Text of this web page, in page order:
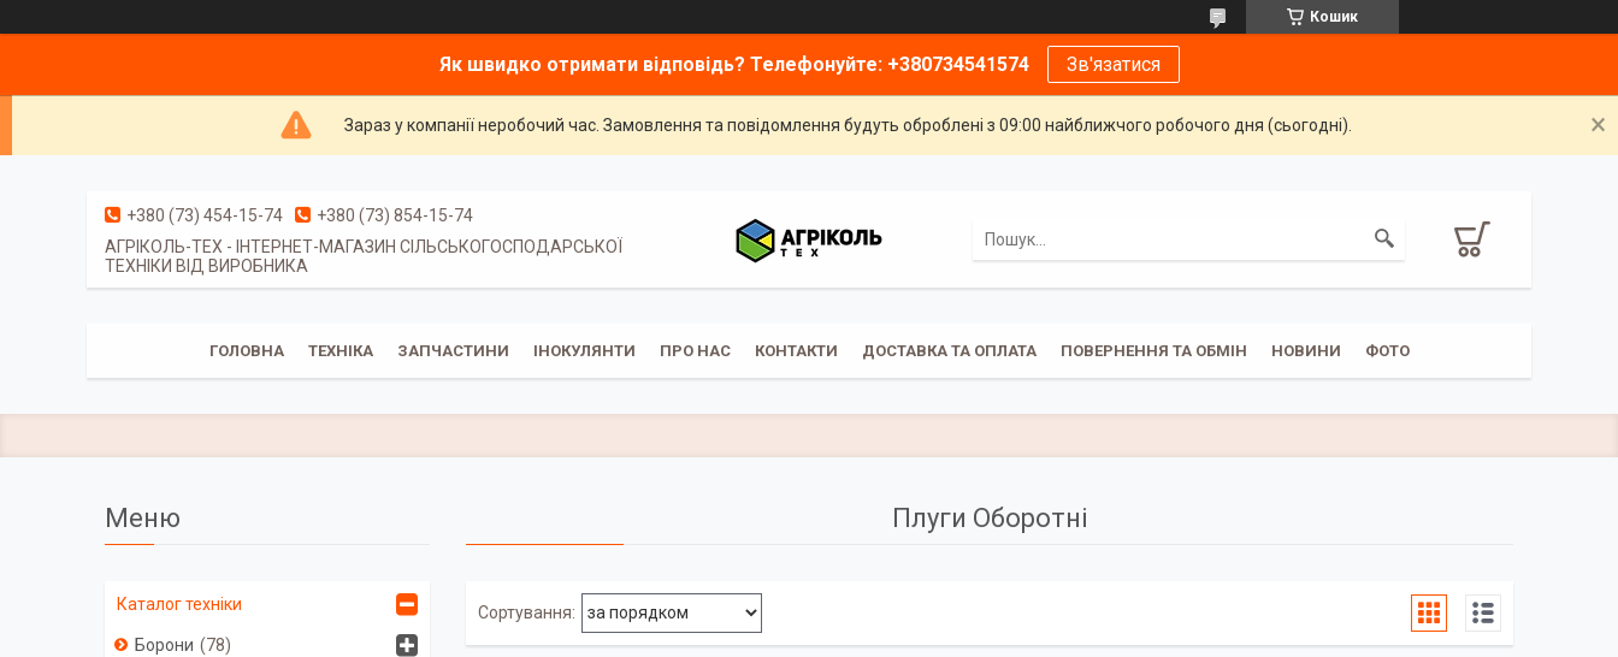
Кошик
Як швидко отримати відповідь? Телефонуйте: +380734541574 Зв'язатися
Зараз у компанії неробочий час. Замовлення та повідомлення будуть оброблені з 09:00 найближчого робочого дня (сьогодні).
+380 (73) 454-15-74
+380 (73) 854-15-74
АГРІКОЛЬ-ТЕХ - ІНТЕРНЕТ-МАГАЗИН СІЛЬСЬКОГОСПОДАРСЬКОЇ
ТЕХНІКИ ВІД ВИРОБНИКА
ГОЛОВНА ТЕХНІКА ЗАПЧАСТИНИ ІНОКУЛЯНТИ ПРО НАС КОНТАКТИ ДОСТАВКА ТА ОПЛАТА ПОВЕРНЕННЯ ТА ОБМІН НОВИНИ ФОТО
Плуги Оборотні
Каталог техніки
Борони 78